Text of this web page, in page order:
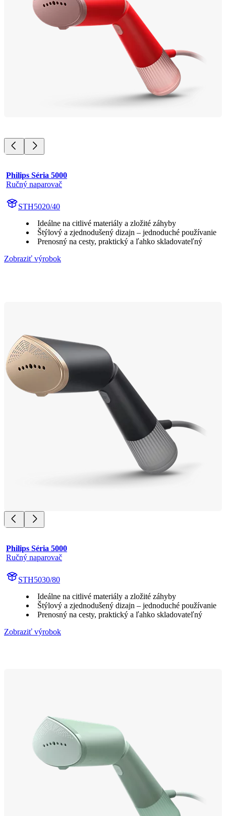
Philips Séria 5000
Ručný naparovač
STH5020/40
Ideálne na citlivé materiály a zložité záhyby
Štýlový a zjednodušený dizajn – jednoduché používanie
Prenosný na cesty, praktický a ľahko skladovateľný
Zobraziť výrobok
Philips Séria 5000
Ručný naparovač
STH5030/80
Ideálne na citlivé materiály a zložité záhyby
Štýlový a zjednodušený dizajn – jednoduché používanie
Prenosný na cesty, praktický a ľahko skladovateľný
Zobraziť výrobok